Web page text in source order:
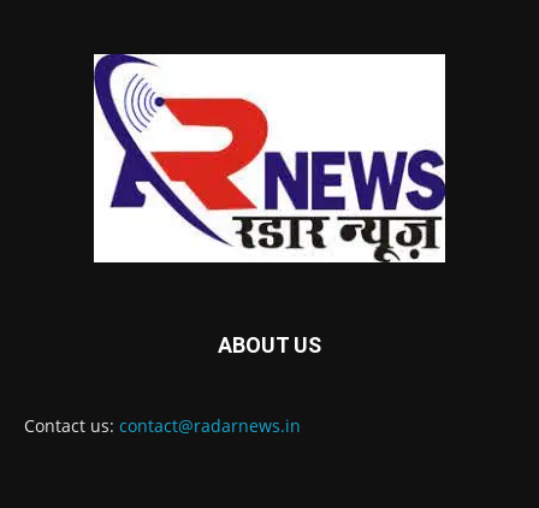
ABOUT US
Contact us: contact@radarnews.in